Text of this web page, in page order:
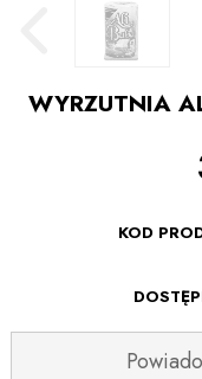
WYRZUTNIA
KOD